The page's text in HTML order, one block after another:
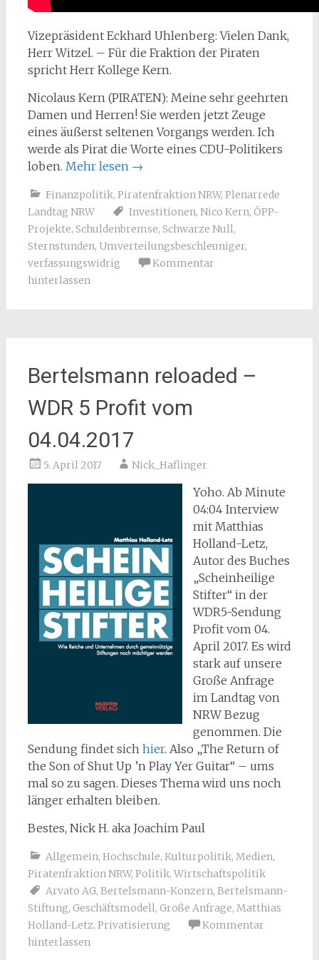
Vizepräsident Eckhard Uhlenberg: Vielen Dank,
Herr Witzel. – Für die Fraktion der Piraten
spricht Herr Kollege Kern.
Nicolaus Kern (PIRATEN): Meine sehr geehrten
Damen und Herren! Sie werden jetzt Zeuge
eines äußerst seltenen Vorgangs werden. Ich
werde als Pirat die Worte eines CDU-Politikers
loben. Mehr lesen →
Finanzpolitik, Piratenfraktion NRW, Plenarrede
Landtag NRW
Investitionen, Nico Kern, ÖPP-
Projekte, Schuldenbremse, Schwarze Null,
Sternstunden, Umverteilungsbeschleuniger,
verfassungswidrig
Kommentar
hinterlassen
Bertelsmann reloaded –
WDR 5 Profit vom
04.04.2017
5. April 2017 Nick_Haflinger
Yoho. Ab Minute
04:04 Interview
mit Matthias
Holland-Letz,
Autor des Buches
„Scheinheilige
Stifter“ in der
WDR5-Sendung
Profit vom 04.
April 2017. Es wird
stark auf unsere
Große Anfrage
im Landtag von
NRW Bezug
genommen. Die
Sendung findet sich hier. Also „The Return of
the Son of Shut Up ’n Play Yer Guitar“ – ums
mal so zu sagen. Dieses Thema wird uns noch
länger erhalten bleiben.
Bestes, Nick H. aka Joachim Paul
Allgemein, Hochschule, Kulturpolitik, Medien,
Piratenfraktion NRW, Politik, Wirtschaftspolitik
Arvato AG, Bertelsmann-Konzern, Bertelsmann-
Stiftung, Geschäftsmodell, Große Anfrage, Matthias
Holland-Letz, Privatisierung
Kommentar
hinterlassen